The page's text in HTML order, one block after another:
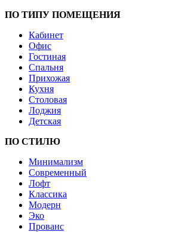
ПО ТИПУ ПОМЕЩЕНИЯ
Кабинет
Офис
Гостиная
Спальня
Прихожая
Кухня
Столовая
Лоджия
Детская
ПО СТИЛЮ
Минимализм
Современный
Лофт
Классика
Модерн
Эко
Прованс